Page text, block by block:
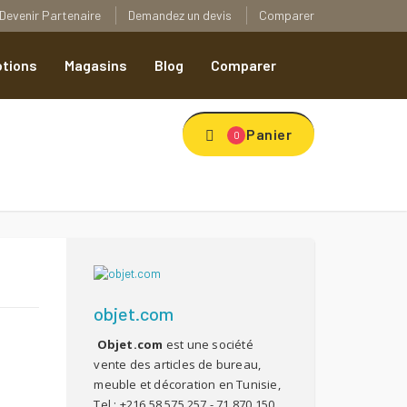
Devenir Partenaire Demandez un devis Comparer
Magasins Blog Comparer
0 Panier
objet.com
Objet.com est une société
vente des articles de bureau,
meuble et décoration en Tunisie,